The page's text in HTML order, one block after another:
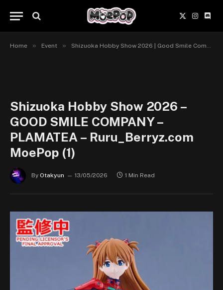
X
(Twitter)
Home » Event » Shizuoka Hobby Show 2026 | Good Smile Company, Max Factory & KADOKAWA
Shizuoka Hobby Show 2026 –
GOOD SMILE COMPANY –
PLAMATEA – Ruru_Berryz.com
MoePop (1)
By Otakyun 13/05/2026 1 Min Read